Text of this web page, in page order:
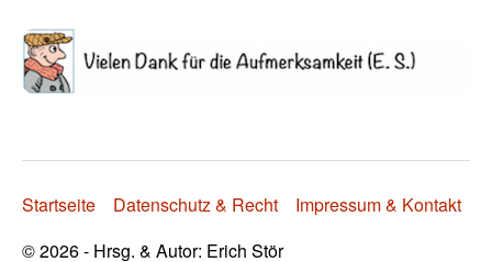
© 2026 - Hrsg. & Autor: Erich Stör
Startseite Datenschutz & Recht Impressum & Kontakt